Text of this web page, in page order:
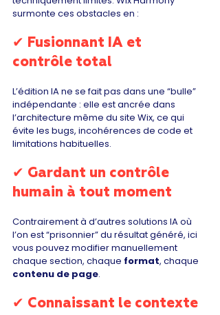
surmonte ces obstacles en :
✔ Fusionnant IA et
contrôle total
L’édition IA ne se fait pas dans une “bulle”
indépendante : elle est ancrée dans
l’architecture même du site Wix, ce qui
évite les bugs, incohérences de code et
limitations habituelles.
✔ Gardant un contrôle
humain à tout moment
Contrairement à d’autres solutions IA où
l’on est “prisonnier” du résultat généré, ici
vous pouvez modifier manuellement
chaque section, chaque format, chaque
contenu de page.
✔ Connaissant le contexte